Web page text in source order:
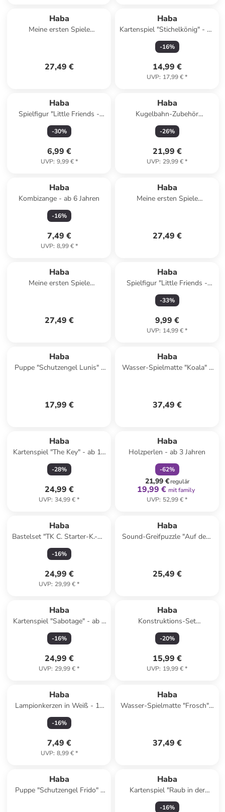
Haba
Meine ersten Spiele
27,49 €
Haba
Kartenspiel "Stichelkönig" - ab
8 Jahren
-16%
14,99 €
UVP: 17,99 €*
Haba
Spielfigur "Little Friends -
Tierarzthelferin Rebekka" - ab
3 Jahren
-30%
6,99 €
UVP: 9,99 €*
Haba
Kugelbahn-Zubehör
"Glöckchentunnel" - ab 2
Jahren
-26%
21,99 €
UVP: 29,99 €*
Haba
Kombizange - ab 6 Jahren
-16%
7,49 €
UVP: 8,99 €*
Haba
Meine ersten Spiele
27,49 €
Haba
Meine ersten Spiele
27,49 €
Haba
Spielfigur "Little Friends -
Puppe Opa Kurt" - ab 3
Jahren
-33%
9,99 €
UVP: 14,99 €*
Haba
Puppe "Schutzengel Lunis" -
17,99 €
Haba
Wasser-Spielmatte "Koala" -
37,49 €
Haba
Kartenspiel "The Key" - ab 12
Jahren
-28%
24,99 €
UVP: 34,99 €*
Haba
Holzperlen - ab 3 Jahren
-62%
21,99 €regulär
19,99 € mit family
UVP: 52,99 €*
Haba
Bastelset "TK C. Starter-K.-S."
- ab 8 Jahren
-16%
24,99 €
UVP: 29,99 €*
Haba
Sound-Greifpuzzle "Auf dem
25,49 €
Haba
Kartenspiel "Sabotage" - ab 8
Jahren
-16%
24,99 €
UVP: 29,99 €*
Haba
Konstruktions-Set
"Dinosaurier" - ab 8 Jahren
-20%
15,99 €
UVP: 19,99 €*
Haba
Lampionkerzen in Weiß - 12
Stück
-16%
7,49 €
UVP: 8,99 €*
Haba
Wasser-Spielmatte "Frosch" -
37,49 €
Haba
Puppe "Schutzengel Frido" -
Haba
Kartenspiel "Raub in der
Cliffrockvilla" - ab 8 Jahren
-16%